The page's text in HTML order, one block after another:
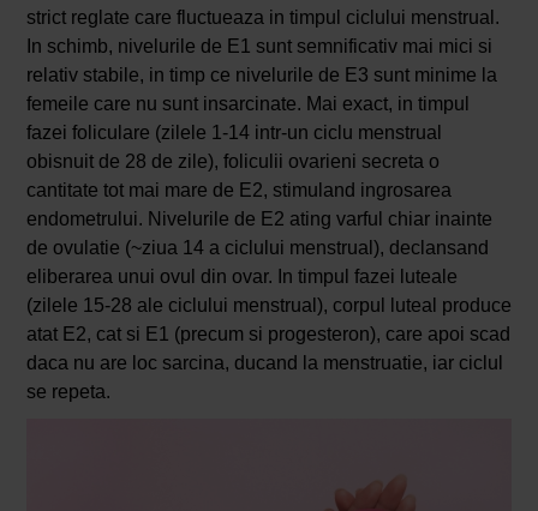
strict reglate care fluctueaza in timpul ciclului menstrual.
In schimb, nivelurile de E1 sunt semnificativ mai mici si
relativ stabile, in timp ce nivelurile de E3 sunt minime la
femeile care nu sunt insarcinate. Mai exact, in timpul
fazei foliculare (zilele 1-14 intr-un ciclu menstrual
obisnuit de 28 de zile), foliculii ovarieni secreta o
cantitate tot mai mare de E2, stimuland ingrosarea
endometrului. Nivelurile de E2 ating varful chiar inainte
de ovulatie (~ziua 14 a ciclului menstrual), declansand
eliberarea unui ovul din ovar. In timpul fazei luteale
(zilele 15-28 ale ciclului menstrual), corpul luteal produce
atat E2, cat si E1 (precum si progesteron), care apoi scad
daca nu are loc sarcina, ducand la menstruatie, iar ciclul
se repeta.